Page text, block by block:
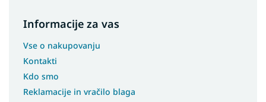
Informacije za vas
Vse o nakupovanju
Kontakti
Kdo smo
Reklamacije in vračilo blaga